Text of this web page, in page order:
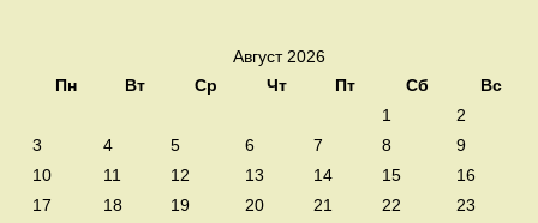
Август 2026
Пн
Вт Ср Чт Пт Сб
Вс
1
2
3
4 5 6 7 8
9
10
11 12 13 14 15
16
17
18 19 20 21 22
23